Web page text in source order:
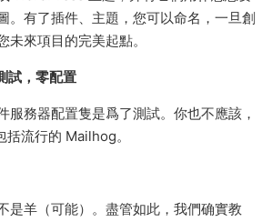
。有了插件、主題，您可以命名，一旦創
來項目的完美起點。
試，零配置
服務器配置隻是爲了測試。你也不應該，
流行的 Mailhog。
是羊（可能）。盡管如此，我們确實教